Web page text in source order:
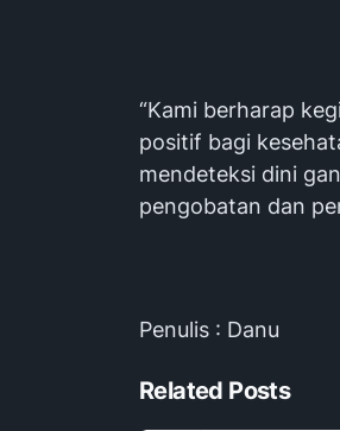
“Kami berharap
positif bagi
mendeteksi dini
pengobatan dan
Penulis : Danu
Related Posts